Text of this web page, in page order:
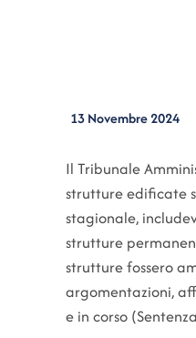
13 Novembre 2024
Il Tribunale
strutture edificate
stagionale,
strutture
strutture fossero
argomentazioni,
e in corso